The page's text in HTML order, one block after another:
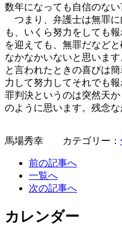
数年になっても自信のな
つまり、弁護士は無罪に
も、いくら努力をしても
を迎えても、無罪だなど
なかなかいないと思いま
と言われたときの喜びは
力して努力してそれでも
罪判決というのは突然天
のように思います。残念な
馬場秀幸 カテゴリー：
前の記事へ
一覧へ
次の記事へ
カレンダー